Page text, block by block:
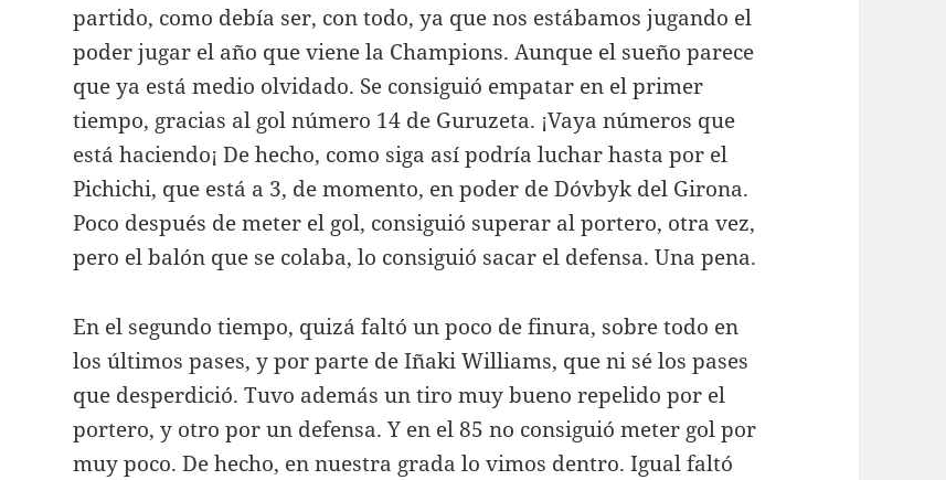
partido, como debía ser, con todo, ya que nos estábamos jugando el
poder jugar el año que viene la Champions. Aunque el sueño parece
que ya está medio olvidado. Se consiguió empatar en el primer
tiempo, gracias al gol número 14 de Guruzeta. ¡Vaya números que
está haciendo¡ De hecho, como siga así podría luchar hasta por el
Pichichi, que está a 3, de momento, en poder de Dóvbyk del Girona.
Poco después de meter el gol, consiguió superar al portero, otra vez,
pero el balón que se colaba, lo consiguió sacar el defensa. Una pena.
En el segundo tiempo, quizá faltó un poco de finura, sobre todo en
los últimos pases, y por parte de Iñaki Williams, que ni sé los pases
que desperdició. Tuvo además un tiro muy bueno repelido por el
portero, y otro por un defensa. Y en el 85 no consiguió meter gol por
muy poco. De hecho, en nuestra grada lo vimos dentro. Igual faltó